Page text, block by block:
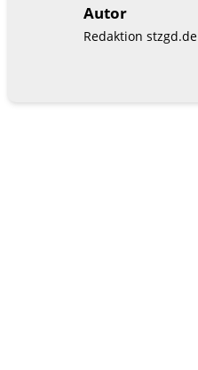
Autor
Redaktion stzgd.de